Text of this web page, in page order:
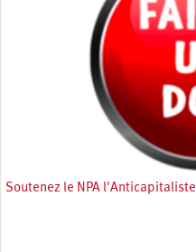
Soutenez le NPA l'Anticapitaliste